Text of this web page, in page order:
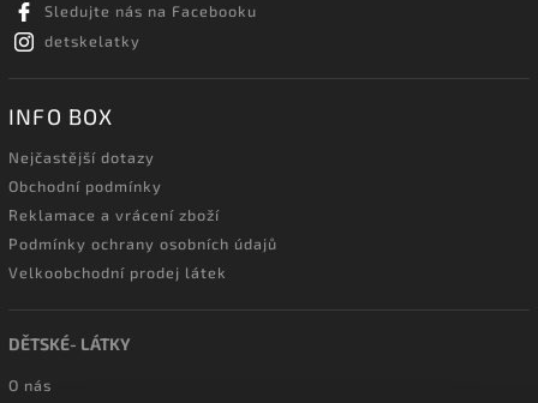
Sledujte nás na Facebooku
detskelatky
INFO BOX
Nejčastější dotazy
Obchodní podmínky
Reklamace a vrácení zboží
Podmínky ochrany osobních údajů
Velkoobchodní prodej látek
DĚTSKÉ- LÁTKY
O nás